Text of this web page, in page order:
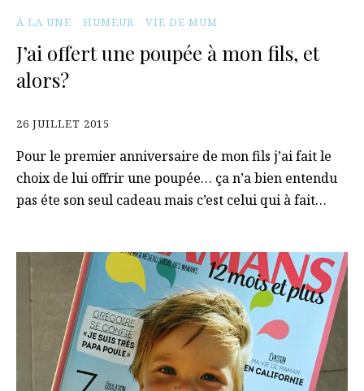
À LA UNE HUMEUR VIE DE MUM
J’ai offert une poupée à mon fils, et
alors?
26 JUILLET 2015
Pour le premier anniversaire de mon fils j’ai fait le
choix de lui offrir une poupée… ça n’a bien entendu
pas éte son seul cadeau mais c’est celui qui à fait…